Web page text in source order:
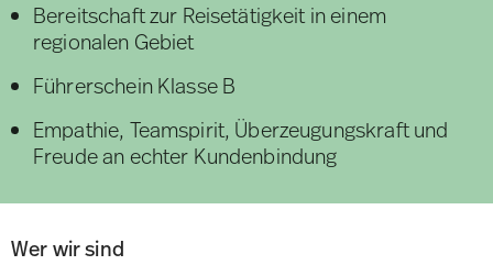
Bereitschaft zur Reisetätigkeit in einem
regionalen Gebiet
Führerschein Klasse B
Empathie, Teamspirit, Überzeugungskraft und
Freude an echter Kundenbindung
Wer wir sind